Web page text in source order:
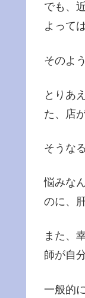
でも、
よって
そのよ
とりあ
た、店
そうな
悩みな
のに、
また、
師が自
一般的